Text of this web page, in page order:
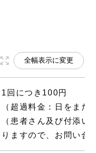
全幅表示に変更
1回につき100円
（超過料金：日をまた
（患者さん及び付添
りますので、お問い合